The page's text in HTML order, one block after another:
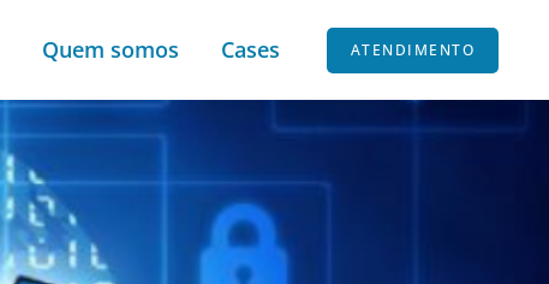
Quem somos Cases ATENDIMENTO